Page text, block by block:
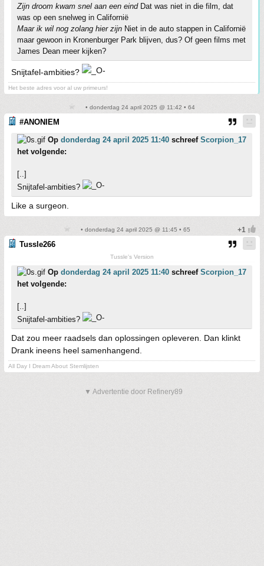
Zijn droom kwam snel aan een eindDat was niet in die film, dat
was op een snelweg in Californië
Maar ik wil nog zolang hier zijn Niet in de auto stappen in Californië
maar gewoon in Kronenburger Park blijven, dus? Of geen films met
James Dean meer kijken?
Snijtafel-ambities?
Het beste adres voor al uw primeurs!
• donderdag 24 april 2025 @ 11:42 • 64
#ANONIEM
Op donderdag 24 april 2025 11:40 schreef Scorpion_17
het volgende:
[..]
Snijtafel-ambities?
Like a surgeon.
• donderdag 24 april 2025 @ 11:45 • 65
Tussle266
Tussle's Version
Op donderdag 24 april 2025 11:40 schreef Scorpion_17
het volgende:
[..]
Snijtafel-ambities?
Dat zou meer raadsels dan oplossingen opleveren. Dan klinkt
Drank ineens heel samenhangend.
All Day I Dream About Stemlijsten
▼ Advertentie door Refinery89